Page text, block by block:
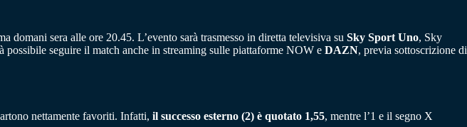
domani sera alle ore 20.45. L’evento sarà trasmesso in diretta televisiva su Sky Sport Uno, Sky
seguire il match anche in streaming sulle piattaforme NOW e DAZN, previa sottoscrizione di
nettamente favoriti. Infatti, il successo esterno (2) è quotato 1,55, mentre l’1 e il segno X